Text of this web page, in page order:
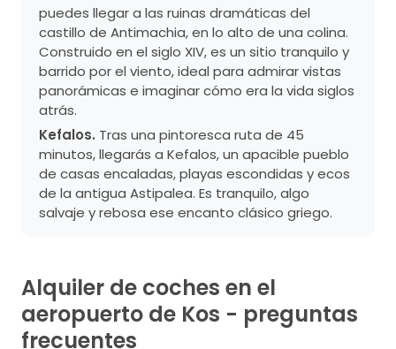
puedes llegar a las ruinas dramáticas del
castillo de Antimachia, en lo alto de una colina.
Construido en el siglo XIV, es un sitio tranquilo y
barrido por el viento, ideal para admirar vistas
panorámicas e imaginar cómo era la vida siglos
atrás.
Kefalos. Tras una pintoresca ruta de 45
minutos, llegarás a Kefalos, un apacible pueblo
de casas encaladas, playas escondidas y ecos
de la antigua Astipalea. Es tranquilo, algo
salvaje y rebosa ese encanto clásico griego.
Alquiler de coches en el
aeropuerto de Kos - preguntas
frecuentes